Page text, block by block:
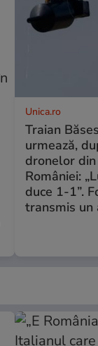
Unica.ro
Traian
urmează,
dronelor
României:
duce 1-1”.
transmis un